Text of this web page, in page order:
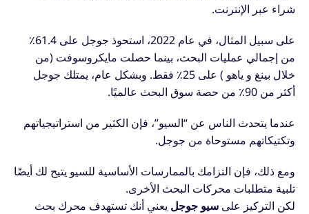
شراء عبر الإنترنت.
على سبيل المثال، في عام 2022، استحوذ جوجل على 61.4٪
من إجمالي عمليات البحث، بينما حصلت مايكروسوفت (من
خلال بينغ و ياهو ) على 25٪ فقط. وبشكل عام، يمتلك جوجل
أكثر من 90٪ من حصة سوق البحث عالميًا.
عندما يتحدث الناس عن “السيو”، فإن الكثير من استراتيجياتهم
وتكتيكاتهم مستوحاة من جوجل.
ومع ذلك، فإن التزامك بالممارسات الأساسية للسيو يتيح لك أيضًا
تلبية متطلبات محركات البحث الأخرى.
لكن التركيز على سيو جوجل يعني أنك تستهدف محرك بحث